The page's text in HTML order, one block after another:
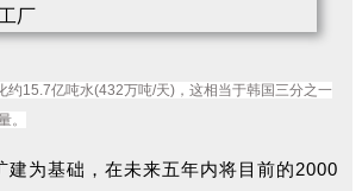
约15.7亿吨水(432万吨/天)，这相当于韩国三分之一
。
建为基础，在未来五年内将目前的2000